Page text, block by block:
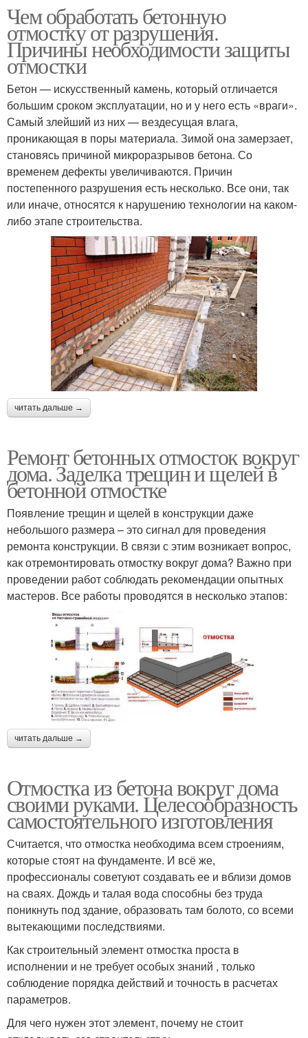
Чем обработать бетонную
отмостку от разрушения.
Причины необходимости защиты
отмостки
Бетон — искусственный камень, который отличается
большим сроком эксплуатации, но и у него есть «враги».
Самый злейший из них — вездесущая влага,
проникающая в поры материала. Зимой она замерзает,
становясь причиной микроразрывов бетона. Со
временем дефекты увеличиваются. Причин
постепенного разрушения есть несколько. Все они, так
или иначе, относятся к нарушению технологии на каком-
либо этапе строительства.
читать дальше →
Ремонт бетонных отмосток вокруг
дома. Заделка трещин и щелей в
бетонной отмостке
Появление трещин и щелей в конструкции даже
небольшого размера – это сигнал для проведения
ремонта конструкции. В связи с этим возникает вопрос,
как отремонтировать отмостку вокруг дома? Важно при
проведении работ соблюдать рекомендации опытных
мастеров. Все работы проводятся в несколько этапов:
читать дальше →
Отмостка из бетона вокруг дома
своими руками. Целесообразность
самостоятельного изготовления
Считается, что отмостка необходима всем строениям,
которые стоят на фундаменте. И всё же,
профессионалы советуют создавать ее и вблизи домов
на сваях. Дождь и талая вода способны без труда
поникнуть под здание, образовать там болото, со всеми
вытекающими последствиями.
Как строительный элемент отмостка проста в
исполнении и не требует особых знаний , только
соблюдение порядка действий и точность в расчетах
параметров.
Для чего нужен этот элемент, почему не стоит